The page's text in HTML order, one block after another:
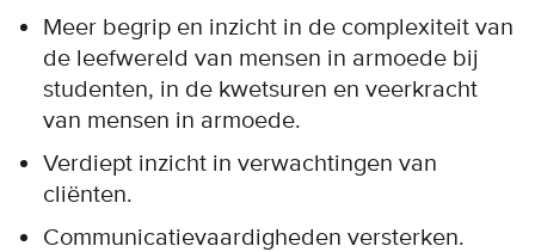
Meer begrip en inzicht in de complexiteit van
de leefwereld van mensen in armoede bij
studenten, in de kwetsuren en veerkracht
van mensen in armoede.
Verdiept inzicht in verwachtingen van
cliënten.
Communicatievaardigheden versterken.